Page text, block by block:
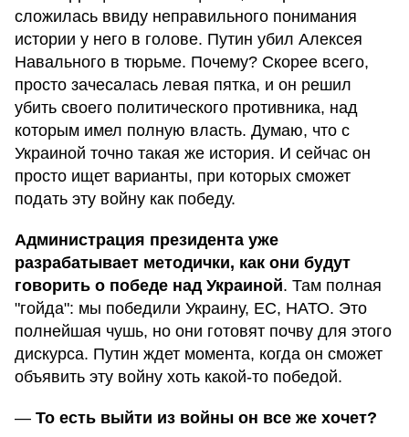
сложилась ввиду неправильного понимания
истории у него в голове. Путин убил Алексея
Навального в тюрьме. Почему? Скорее всего,
просто зачесалась левая пятка, и он решил
убить своего политического противника, над
которым имел полную власть. Думаю, что с
Украиной точно такая же история. И сейчас он
просто ищет варианты, при которых сможет
подать эту войну как победу.
Администрация президента уже
разрабатывает методички, как они будут
говорить о победе над Украиной. Там полная
"гойда": мы победили Украину, ЕС, НАТО. Это
полнейшая чушь, но они готовят почву для этого
дискурса. Путин ждет момента, когда он сможет
объявить эту войну хоть какой-то победой.
— То есть выйти из войны он все же хочет?